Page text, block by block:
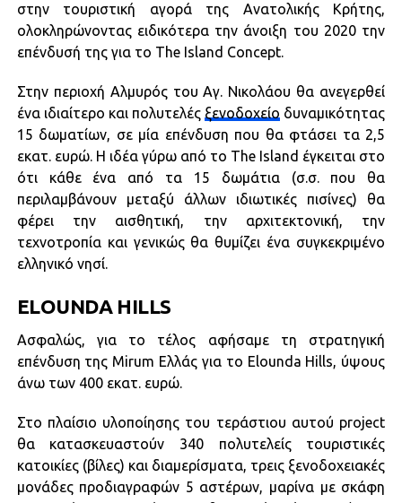
στην τουριστική αγορά της Ανατολικής Κρήτης,
ολοκληρώνοντας ειδικότερα την άνοιξη του 2020 την
επένδυσή της για το The Island Concept.
Στην περιοχή Αλμυρός του Αγ. Νικολάου θα ανεγερθεί
ένα ιδιαίτερο και πολυτελές ξενοδοχείο δυναμικότητας
15 δωματίων, σε μία επένδυση που θα φτάσει τα 2,5
εκατ. ευρώ. Η ιδέα γύρω από το The Island έγκειται στο
ότι κάθε ένα από τα 15 δωμάτια (σ.σ. που θα
περιλαμβάνουν μεταξύ άλλων ιδιωτικές πισίνες) θα
φέρει την αισθητική, την αρχιτεκτονική, την
τεχνοτροπία και γενικώς θα θυμίζει ένα συγκεκριμένο
ελληνικό νησί.
ELOUNDA HILLS
Ασφαλώς, για το τέλος αφήσαμε τη στρατηγική
επένδυση της Mirum Ελλάς για το Elounda Hills, ύψους
άνω των 400 εκατ. ευρώ.
Στο πλαίσιο υλοποίησης του τεράστιου αυτού project
θα κατασκευαστούν 340 πολυτελείς τουριστικές
κατοικίες (βίλες) και διαμερίσματα, τρεις ξενοδοχειακές
μονάδες προδιαγραφών 5 αστέρων, μαρίνα με σκάφη